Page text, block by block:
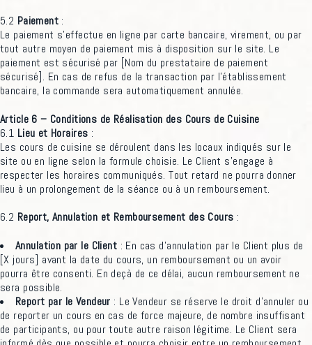
5.2 Paiement :
Le paiement s’effectue en ligne par carte bancaire, virement, ou par
tout autre moyen de paiement mis à disposition sur le site. Le
paiement est sécurisé par [Nom du prestataire de paiement
sécurisé]. En cas de refus de la transaction par l’établissement
bancaire, la commande sera automatiquement annulée.
Article 6 – Conditions de Réalisation des Cours de Cuisine
6.1 Lieu et Horaires :
Les cours de cuisine se déroulent dans les locaux indiqués sur le
site ou en ligne selon la formule choisie. Le Client s’engage à
respecter les horaires communiqués. Tout retard ne pourra donner
lieu à un prolongement de la séance ou à un remboursement.
6.2 Report, Annulation et Remboursement des Cours :
Annulation par le Client : En cas d’annulation par le Client plus de
[X jours] avant la date du cours, un remboursement ou un avoir
pourra être consenti. En deçà de ce délai, aucun remboursement ne
sera possible.
Report par le Vendeur : Le Vendeur se réserve le droit d’annuler ou
de reporter un cours en cas de force majeure, de nombre insuffisant
de participants, ou pour toute autre raison légitime. Le Client sera